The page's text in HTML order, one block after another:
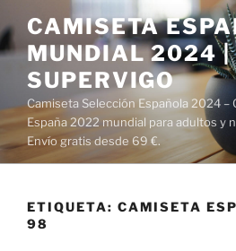
al
contenido
CAMISETA
MUNDIAL 2024 |
SUPERVIGO
Camiseta Selección Española 2024
España 2022 mundial para adultos y
Envío gratis desde 69 €.
ETIQUETA: CAMISETA
98